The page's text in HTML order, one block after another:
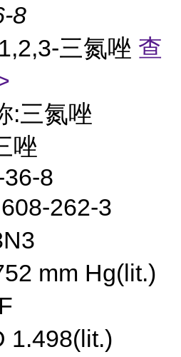
8
三氮唑 查
:三氮唑
唑
8
262-3
mm Hg(lit.)
1.498(lit.)